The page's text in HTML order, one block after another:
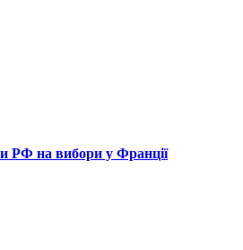
РФ на вибори у Франції